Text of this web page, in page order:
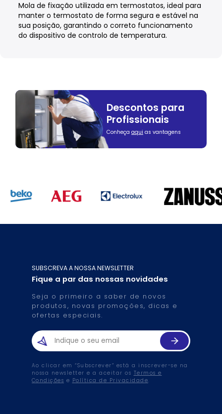
Mola de fixação utilizada em termostatos, ideal para
manter o termostato de forma segura e estável na
sua posição, garantindo o correto funcionamento
do dispositivo de controlo de temperatura.
Descontos para
Profissionais
Conheça aqui as vantagens
SUBSCREVA A NOSSA NEWSLETTER
Fique a par das nossas novidades
Seja o primeiro a saber de novos
produtos, novas promoções, dicas e
ofertas especiais.
Ao clicar em “Subscrever” está a inscrever-se na
nossa newsletter e a aceitar os Termos e
Condições e Política de Privacidade.